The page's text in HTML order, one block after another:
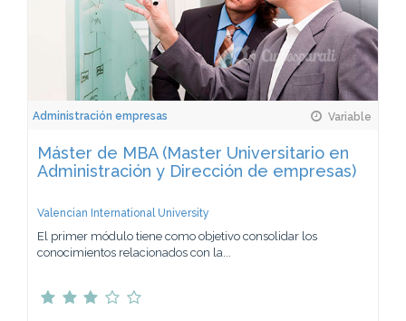
Administración empresas Variable
Máster de MBA (Master Universitario en
Administración y Dirección de empresas)
Valencian International University
El primer módulo tiene como objetivo consolidar los
conocimientos relacionados con la...